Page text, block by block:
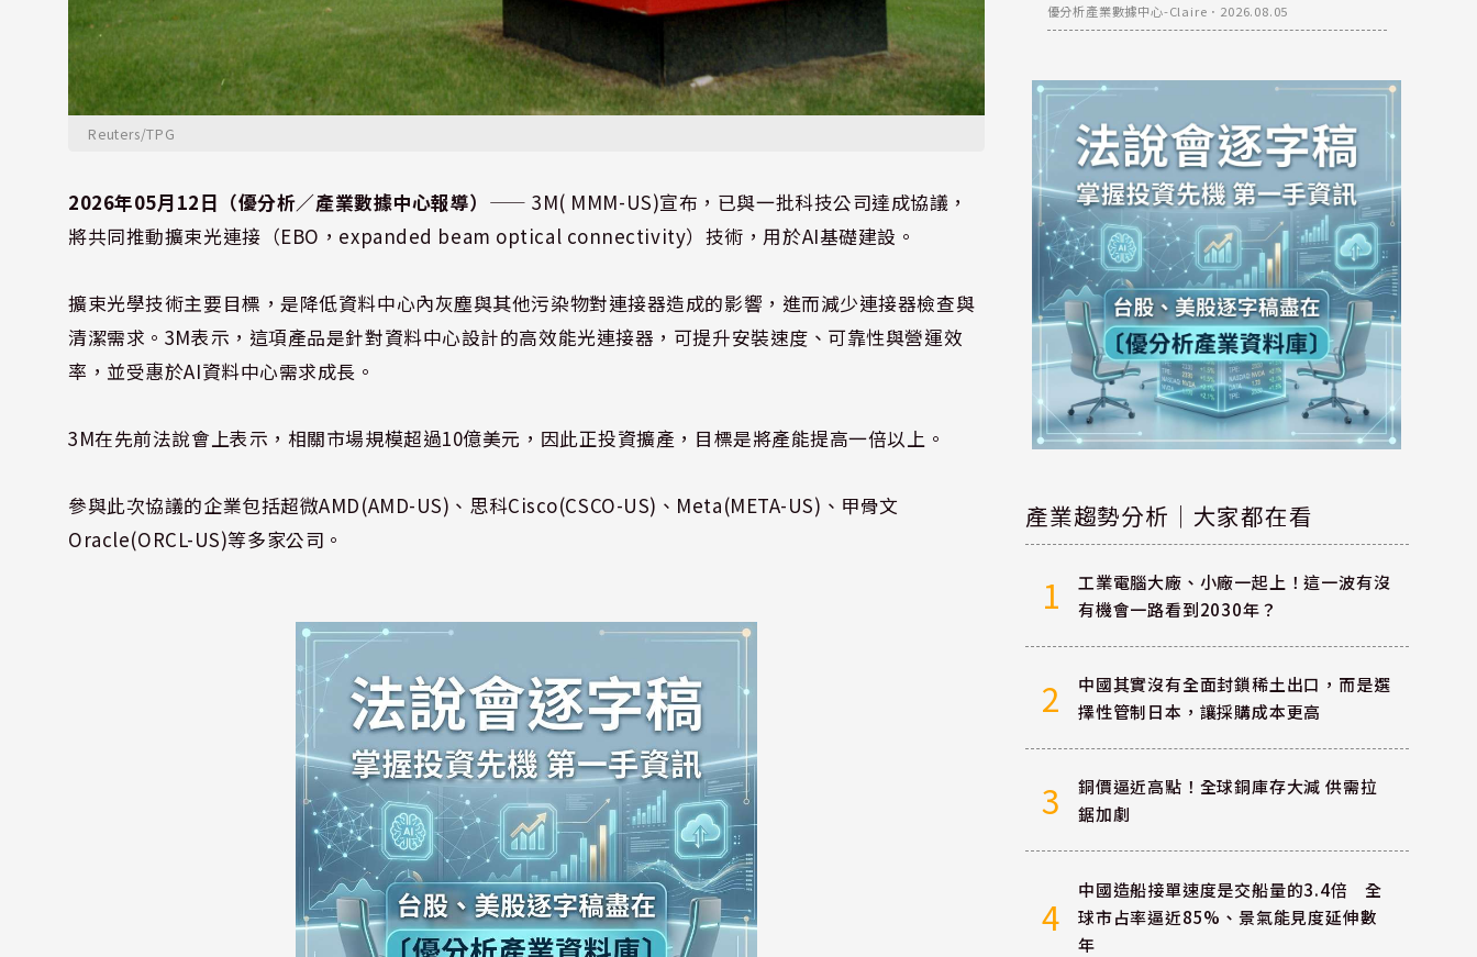
Reuters/TPG
2026年05月12日（優分析／產業數據中心報導） ⸺ 3M( MMM-US)宣布，已與一批科技公司達成協議，
將共同推動擴束光連接（EBO，expanded beam optical connectivity）技術，用於AI基礎建設。
擴束光學技術主要目標，是降低資料中心內灰塵與其他污染物對連接器造成的影響，進而減少連接器檢查與
清潔需求。3M表示，這項產品是針對資料中心設計的高效能光連接器，可提升安裝速度、可靠性與營運效
率，並受惠於AI資料中心需求成長。
3M在先前法說會上表示，相關市場規模超過10億美元，因此正投資擴產，目標是將產能提高一倍以上。
參與此次協議的企業包括超微AMD(AMD-US)、思科Cisco(CSCO-US)、Meta(META-US)、甲骨文
Oracle(ORCL-US)等多家公司。
優分析產業數據中心-Claire ． 2026.08.05
產業趨勢分析｜大家都在看
1
工業電腦大廠、小廠一起上！這一波有沒
有機會一路看到2030年？
2
中國其實沒有全面封鎖稀土出口，而是選
擇性管制日本，讓採購成本更高
3
銅價逼近高點！全球銅庫存大減 供需拉
鋸加劇
4
中國造船接單速度是交船量的3.4倍 全
球市占率逼近85%、景氣能見度延伸數
年